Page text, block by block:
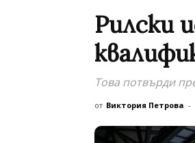
Рилски
Това потвърди
от Виктория Петрова -